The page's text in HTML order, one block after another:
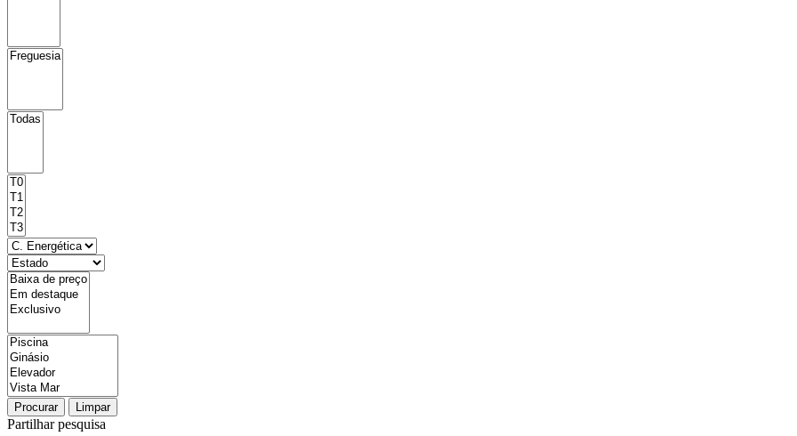
Procurar Limpar
Partilhar pesquisa